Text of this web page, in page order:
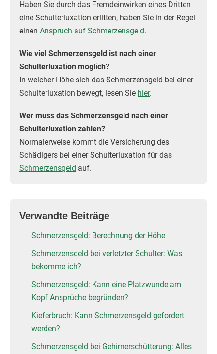
Haben Sie durch das Fremdeinwirken eines Dritten
eine Schulterluxation erlitten, haben Sie in der Regel
einen Anspruch auf Schmerzensgeld.
Wie viel Schmerzensgeld ist nach einer
Schulterluxation möglich?
In welcher Höhe sich das Schmerzensgeld bei einer
Schulterluxation bewegt, lesen Sie hier.
Wer muss das Schmerzensgeld nach einer
Schulterluxation zahlen?
Normalerweise kommt die Versicherung des
Schädigers bei einer Schulterluxation für das
Schmerzensgeld auf.
Verwandte Beiträge
Schmerzensgeld: Berechnung der Höhe
Schmerzensgeld bei verletzter Schulter: Was
bekomme ich?
Schmerzensgeld: Kann eine Platzwunde am
Kopf Ansprüche begründen?
Kieferbruch: Kann Schmerzensgeld gefordert
werden?
Schmerzensgeld bei Gehirnerschütterung: Alles